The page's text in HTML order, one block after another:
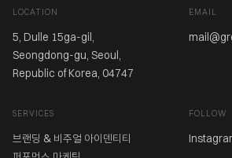
LOCATION
5, Dulle 15ga-gil,
Seongdong-gu, Seoul,
Republic of Korea, 04747
EMAIL
SERVICES
브랜딩 & 비주얼 아이덴티티
FOLLOW